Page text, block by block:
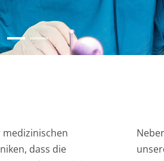
medizinischen
dass die